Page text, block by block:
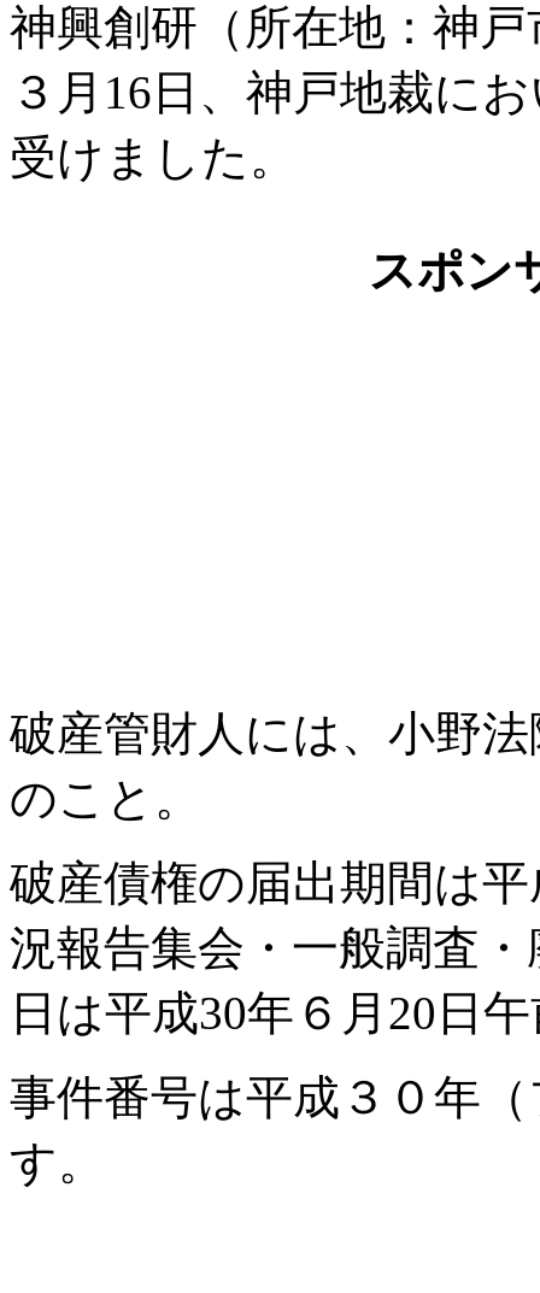
神興創研（所在地：神
３月16日、神戸地裁に
受けました。
スポン
破産管財人には、小野
のこと。
破産債権の届出期間は
況報告集会・一般調査
日は平成30年６月20日
事件番号は平成３０年
す。